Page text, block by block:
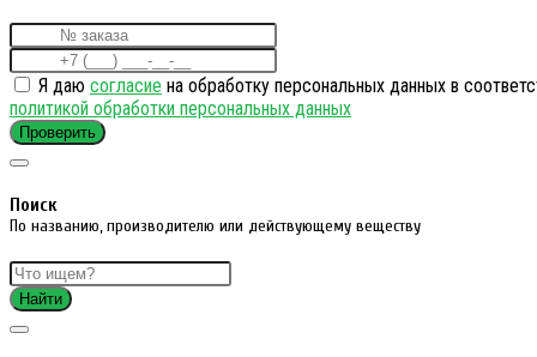
Я даю согласие на обработку персональных данных в
политикой обработки персональных данных
Проверить
Поиск
По названию, производителю или действующему веществу
Найти